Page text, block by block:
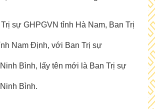
sự GHPGVN tỉnh Hà Nam, Ban Trị
Nam Định, với Ban Trị sự
Bình, lấy tên mới là Ban Trị sự
Bình.